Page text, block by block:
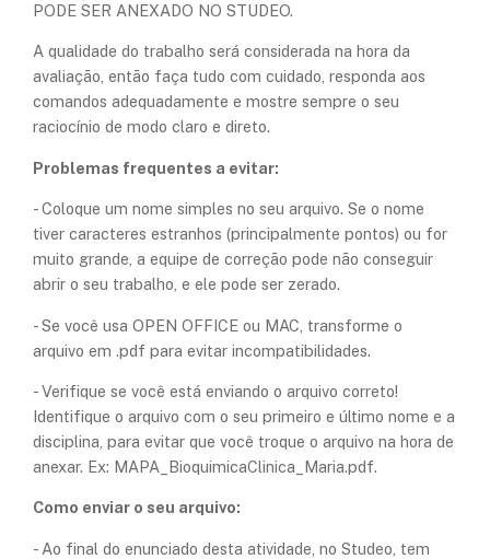
PODE SER ANEXADO NO STUDEO.
A qualidade do trabalho será considerada na hora da
avaliação, então faça tudo com cuidado, responda aos
comandos adequadamente e mostre sempre o seu
raciocínio de modo claro e direto.
Problemas frequentes a evitar:
- Coloque um nome simples no seu arquivo. Se o nome
tiver caracteres estranhos (principalmente pontos) ou for
muito grande, a equipe de correção pode não conseguir
abrir o seu trabalho, e ele pode ser zerado.
- Se você usa OPEN OFFICE ou MAC, transforme o
arquivo em .pdf para evitar incompatibilidades.
- Verifique se você está enviando o arquivo correto!
Identifique o arquivo com o seu primeiro e último nome e a
disciplina, para evitar que você troque o arquivo na hora de
anexar. Ex: MAPA_BioquimicaClinica_Maria.pdf.
Como enviar o seu arquivo:
- Ao final do enunciado desta atividade, no Studeo, tem